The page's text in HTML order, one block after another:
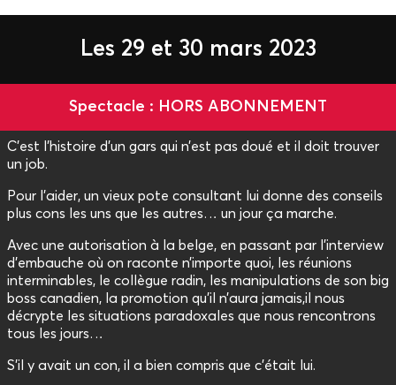
Les 29 et 30 mars 2023
Spectacle : HORS ABONNEMENT
C’est l’histoire d’un gars qui n’est pas doué et il doit trouver
un job.
Pour l’aider, un vieux pote consultant lui donne des conseils
plus cons les uns que les autres… un jour ça marche.
Avec une autorisation à la belge, en passant par l’interview
d’embauche où on raconte n’importe quoi, les réunions
interminables, le collègue radin, les manipulations de son big
boss canadien, la promotion qu’il n’aura jamais,il nous
décrypte les situations paradoxales que nous rencontrons
tous les jours…
S’il y avait un con, il a bien compris que c’était lui.